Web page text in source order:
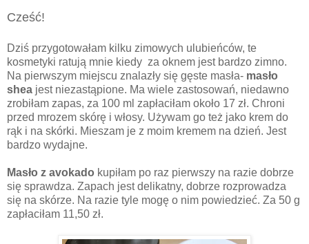
Cześć!
Dziś przygotowałam kilku zimowych ulubieńców, te
kosmetyki ratują mnie kiedy za oknem jest bardzo zimno.
Na pierwszym miejscu znalazły się gęste masła- masło
shea jest niezastąpione. Ma wiele zastosowań, niedawno
zrobiłam zapas, za 100 ml zapłaciłam około 17 zł. Chroni
przed mrozem skórę i włosy. Używam go też jako krem do
rąk i na skórki. Mieszam je z moim kremem na dzień. Jest
bardzo wydajne.
Masło z avokado kupiłam po raz pierwszy na razie dobrze
się sprawdza. Zapach jest delikatny, dobrze rozprowadza
się na skórze. Na razie tyle mogę o nim powiedzieć. Za 50 g
zapłaciłam 11,50 zł.